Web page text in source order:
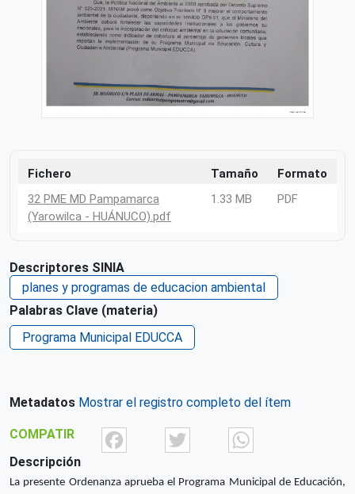
Fichero Tamaño
Formato
32 PME MD Pampamarca
(Yarowilca - HUÁNUCO).pdf
1.33 MB PDF
Descriptores SINIA
planes y programas de educacion ambiental
Palabras Clave (materia)
Programa Municipal EDUCCA
Metadatos Mostrar el registro completo del ítem
COMPATIR FacebookTwitter
Descripción
La presente Ordenanza aprueba el Programa Municipal de Educación,